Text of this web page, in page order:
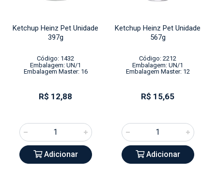
Ketchup Heinz Pet Unidade
397g
Código: 1432
Embalagem: UN/1
Embalagem Master: 16
R$ 12,88
Adicionar
Ketchup Heinz Pet Unidade
567g
Código: 2212
Embalagem: UN/1
Embalagem Master: 12
R$ 15,65
Adicionar